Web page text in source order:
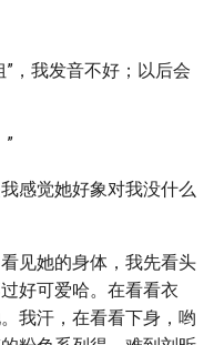
”，我发音不好；以后会
”
感觉她好象对我没什么
见她的身体，我先看头
好可爱哈。在看看衣
我汗，在看看下身，哟